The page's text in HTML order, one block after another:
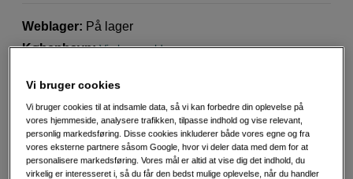
Weblager: På lager
København: Vis lagersaldo
2.695 DKK
Læg i indkøbskurv
Vi bruger cookies
Vi bruger cookies til at indsamle data, så vi kan forbedre din oplevelse på
vores hjemmeside, analysere trafikken, tilpasse indhold og vise relevant,
personlig markedsføring. Disse cookies inkluderer både vores egne og fra
vores eksterne partnere såsom Google, hvor vi deler data med dem for at
personalisere markedsføring. Vores mål er altid at vise dig det indhold, du
virkelig er interesseret i, så du får den bedst mulige oplevelse, når du handler